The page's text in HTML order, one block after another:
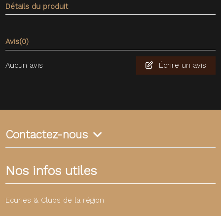
Détails du produit
Avis(0)
Aucun avis Écrire un avis
Contactez-nous
Nos infos utiles
Ecuries & Clubs de la région